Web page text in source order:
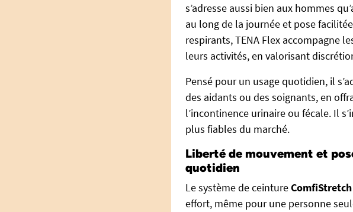
s’adresse aussi bien aux hommes
au long de la journée et pose
respirants, TENA Flex accompagne
leurs activités, en valorisant
Pensé pour un usage quotidien, il
des aidants ou des soignants, en
l’incontinence urinaire ou fécale. Il
plus fiables du marché.
Liberté de mouvement et
quotidien
Le système de ceintureComfiStretch
effort, même pour une personne